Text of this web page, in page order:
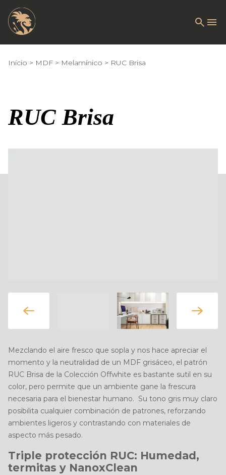
Início MDF Melamínico RUC Brisa
RUC Brisa
Mezclando el aire fresco que sopla y nos hace apreciar el
momento y la neutralidad de un MDF grisáceo, el patrón
RUC Brisa de la Colección Offwhite es bastante sutil en su
color, pero permite que un ambiente gane la frescura
necesaria para el bienestar humano. Su tono gris muy claro
posibilita cualquier combinación de patrones, reforzando
ambientes ligeros y contrastando con materiales de
aspecto más pesado.
Triple protección RUC: Humedad,
termitas y NanoxClean